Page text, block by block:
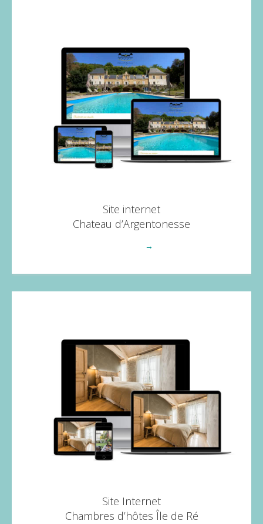
Site internet
Chateau d’Argentonesse
→
Site Internet
Chambres d’hôtes Île de Ré